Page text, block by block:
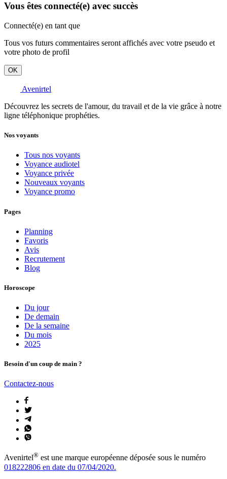
Vous êtes connecté(e) avec succès
Connecté(e) en tant que
Tous vos futurs commentaires seront affichés avec votre pseudo et
votre photo de profil
OK
Avenirtel
Découvrez les secrets de l'amour, du travail et de la vie grâce à notre
ligne téléphonique prophéties.
Nos voyants
Tous nos voyants
Voyance audiotel
Voyance privée
Nouveaux voyants
Voyance promo
Pages
Planning
Favoris
Avis
Recrutement
Blog
Horoscope
Du jour
De demain
De la semaine
Du mois
2025
Besoin d'un coup de main ?
Contactez-nous
Avenirtel® est une marque européenne déposée sous le numéro
018222806 en date du 07/04/2020.